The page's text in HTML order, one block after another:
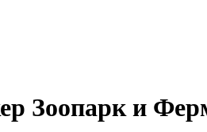
Зоопарк и